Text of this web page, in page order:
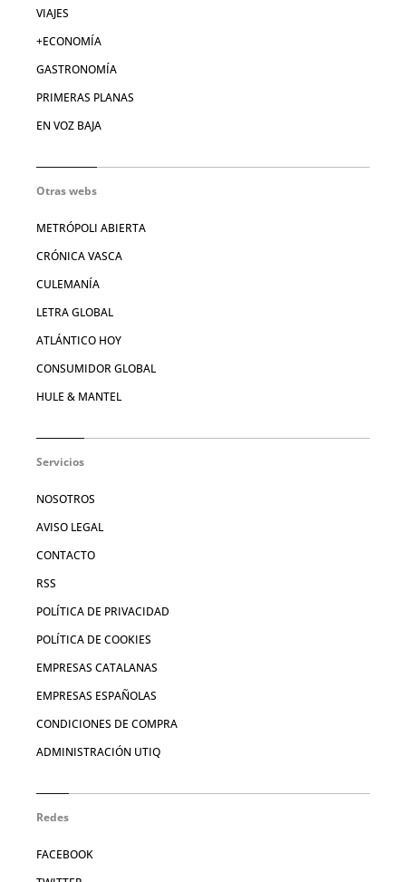
VIAJES
+ECONOMÍA
GASTRONOMÍA
PRIMERAS PLANAS
EN VOZ BAJA
Otras webs
METRÓPOLI ABIERTA
CRÓNICA VASCA
CULEMANÍA
LETRA GLOBAL
ATLÁNTICO HOY
CONSUMIDOR GLOBAL
HULE & MANTEL
Servicios
NOSOTROS
AVISO LEGAL
CONTACTO
RSS
POLÍTICA DE PRIVACIDAD
POLÍTICA DE COOKIES
EMPRESAS CATALANAS
EMPRESAS ESPAÑOLAS
CONDICIONES DE COMPRA
ADMINISTRACIÓN UTIQ
Redes
FACEBOOK